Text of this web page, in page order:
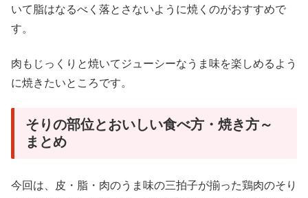
いて脂はなるべく落とさないように焼くのがおすすめで
す。
肉もじっくりと焼いてジューシーなうま味を楽しめるよう
に焼きたいところです。
そりの部位とおいしい食べ方・焼き方～
まとめ
今回は、皮・脂・肉のうま味の三拍子が揃った鶏肉のそり